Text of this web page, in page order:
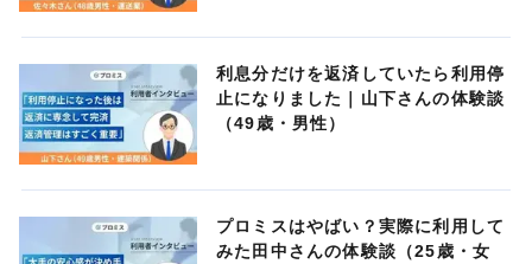
利息分だけを返済していたら利用停
止になりました｜山下さんの体験談
（49歳・男性）
プロミスはやばい？実際に利用して
みた田中さんの体験談（25歳・女